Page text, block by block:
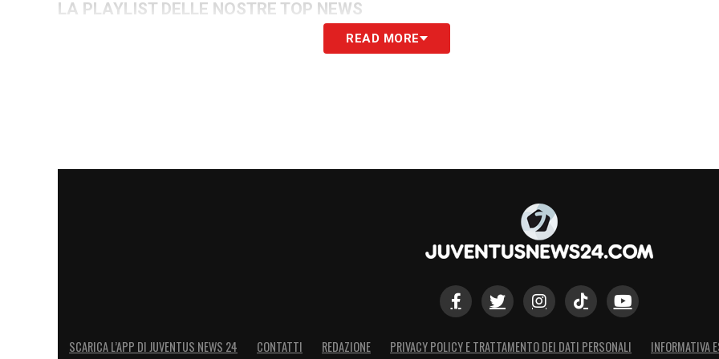
LA PLAYLIST DELLE NOSTRE TOP NEWS
READ MORE
SCARICA L’APP DI JUVENTUS NEWS 24 CONTATTI REDAZIONE PRIVACY POLICY E TRATTAMENTO DEI DATI PERSONALI INFORMATIVA